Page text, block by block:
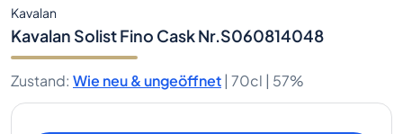
Kavalan
Kavalan Solist Fino Cask Nr.S060814048
Zustand: Wie neu & ungeöffnet | 70cl | 57%